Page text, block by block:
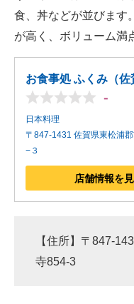
食、丼などが並びます
が高く、ボリューム満
お食事処 ふくみ（佐
-
日本料理
〒847-1431 佐賀県東松浦
−３
店舗情報を
【住所】〒847-
寺854-3